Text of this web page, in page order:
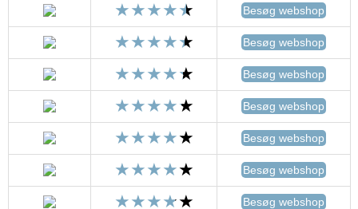
Besøg webshop
Besøg webshop
Besøg webshop
Besøg webshop
Besøg webshop
Besøg webshop
Besøg webshop